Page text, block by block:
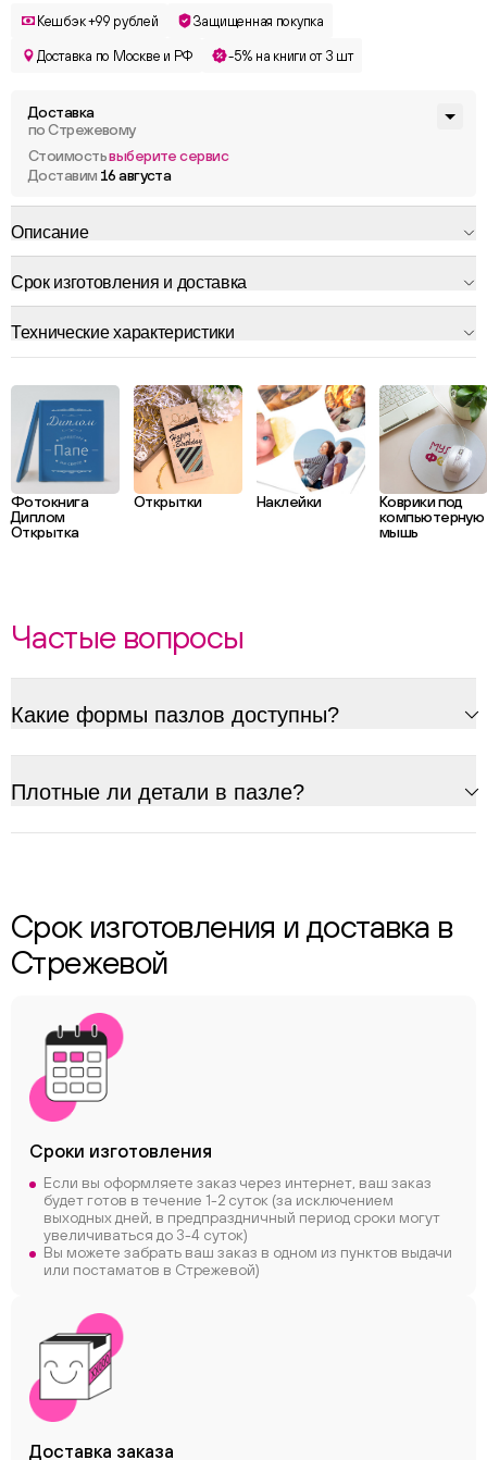
Кешбэк +99 рублей Защищенная покупка
Доставка по Москве и РФ -5% на книги от 3 шт
Доставка
по Стрежевому
Стоимостьвыберите сервис
Доставим 16 августа
Описание
Срок изготовления и доставка
Технические характеристики
Фотокнига
Диплом
Открытка
Открытки Наклейки
Коврики под
компьютерную
мышь
Частые вопросы
Какие формы пазлов доступны?
Плотные ли детали в пазле?
Срок изготовления и доставка в
Стрежевой
Сроки изготовления
Если вы оформляете заказ через интернет, ваш заказ
будет готов в течение 1-2 суток (за исключением
выходных дней, в предпраздничный период сроки могут
увеличиваться до 3-4 суток)
Вы можете забрать ваш заказ в одном из пунктов выдачи
или постаматов в Стрежевой)
Доставка заказа